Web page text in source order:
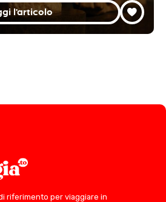
l'articolo
riferimento per viaggiare in